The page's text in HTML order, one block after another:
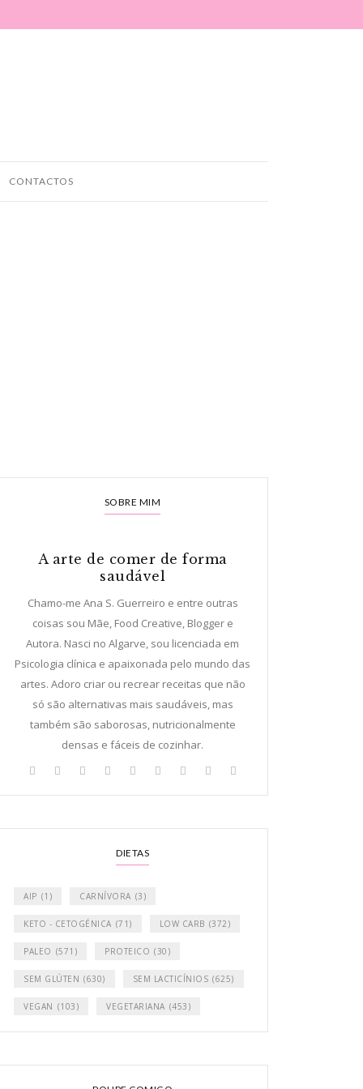
CONTACTOS
SOBRE MIM
A arte de comer de forma
saudável
Chamo-me Ana S. Guerreiro e entre outras
coisas sou Mãe, Food Creative, Blogger e
Autora. Nasci no Algarve, sou licenciada em
Psicologia clínica e apaixonada pelo mundo das
artes. Adoro criar ou recrear receitas que não
só são alternativas mais saudáveis, mas
também são saborosas, nutricionalmente
densas e fáceis de cozinhar.
DIETAS
AIP (1) CARNÍVORA (3)
KETO - CETOGÉNICA (71) LOW CARB (372)
PALEO (571) PROTEICO (30)
SEM GLÚTEN (630) SEM LACTICÍNIOS (625)
VEGAN (103) VEGETARIANA (453)